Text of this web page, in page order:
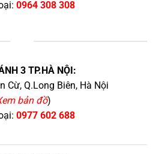
0964 308 308
3 TP.HÀ NỘI:
Cừ, Q.Long Biên, Hà Nội
bản đồ)
0977 602 688